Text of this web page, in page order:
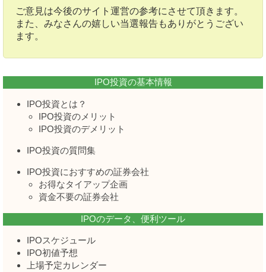
ご意見は今後のサイト運営の参考にさせて頂きます。
また、みなさんの嬉しい当選報告もありがとうござい
ます。
IPO投資の基本情報
IPO投資とは？
IPO投資のメリット
IPO投資のデメリット
IPO投資の質問集
IPO投資におすすめの証券会社
お得なタイアップ企画
資金不要の証券会社
IPOのデータ、便利ツール
IPOスケジュール
IPO初値予想
上場予定カレンダー